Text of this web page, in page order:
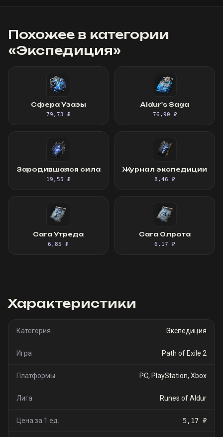
Похожее в категории
«Экспедиция»
Сфера Узазы
79,73 ₽
Aldur's Saga
76,90 ₽
Зародившаяся сила
19,55 ₽
Журнал экспедиции
8,46 ₽
Сага Утреда
6,85 ₽
Сага Олрота
6,17 ₽
Характеристики
Категория Экспедиция
Игра Path of Exile 2
Платформы PC, PlayStation, Xbox
Лига Runes of Aldur
Цена за 1 ед. 5,17 ₽